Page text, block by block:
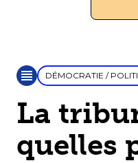
DÉMOCRATIE /
La
quelles